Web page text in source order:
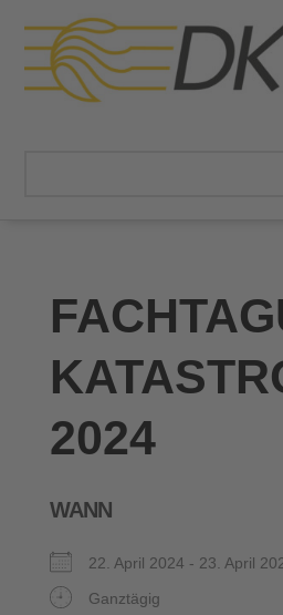
2024
WANN
22. April 2024 - 23. April
Ganztägig